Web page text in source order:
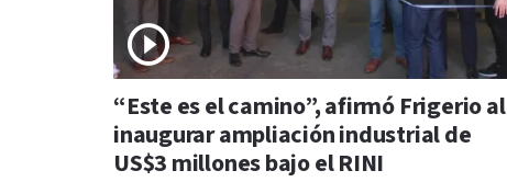
“Este es el camino”, afirmó Frigerio al
inaugurar ampliación industrial de
US$3 millones bajo el RINI